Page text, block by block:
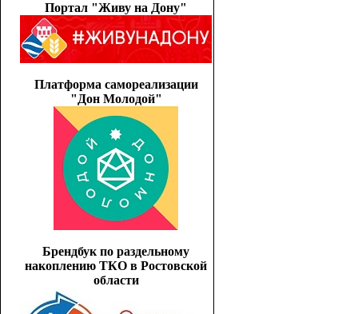
Портал "Живу на Дону"
Платформа самореализации
"Дон Молодой"
Брендбук по раздельному
накоплению ТКО в Ростовской
области